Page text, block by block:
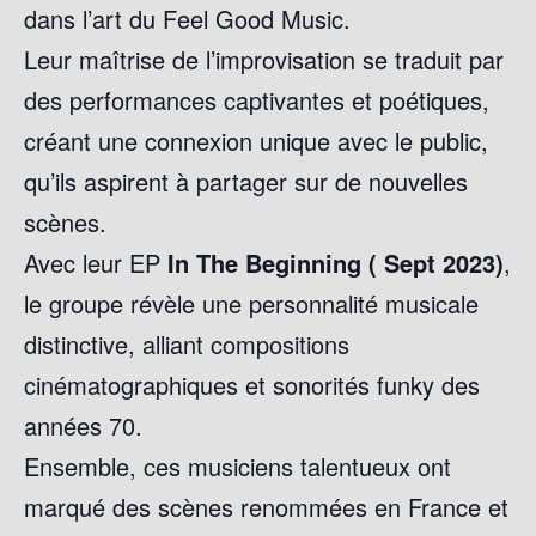
dans l’art du Feel Good Music.
Leur maîtrise de l’improvisation se traduit par
des performances captivantes et poétiques,
créant une connexion unique avec le public,
qu’ils aspirent à partager sur de nouvelles
scènes.
Avec leur EP In The Beginning ( Sept 2023),
le groupe révèle une personnalité musicale
distinctive, alliant compositions
cinématographiques et sonorités funky des
années 70.
Ensemble, ces musiciens talentueux ont
marqué des scènes renommées en France et